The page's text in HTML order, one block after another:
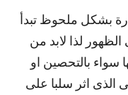
بشكل ملحوظ تبدأ
لذا لابد من
سواء بالتحصين او
الذى اثر سلبا على